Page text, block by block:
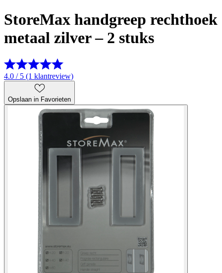
StoreMax handgreep rechthoek
metaal zilver – 2 stuks
4.0 / 5 (1 klantreview)
Opslaan in Favorieten